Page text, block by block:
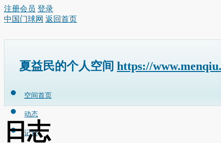
注册会员 登录
中国门球网 返回首页
夏益民的个人空间 https://
空间首页
动态
记录
日志